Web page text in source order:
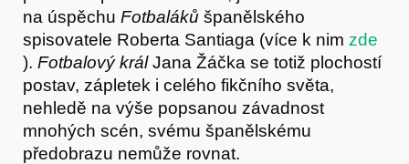
Obchod
na úspěchu Fotbaláků španělského
spisovatele Roberta Santiaga (více k nim zde
). Fotbalový králJana Žáčka se totiž plochostí
postav, zápletek i celého fikčního světa,
nehledě na výše popsanou závadnost
mnohých scén, svému španělskému
předobrazu nemůže rovnat.